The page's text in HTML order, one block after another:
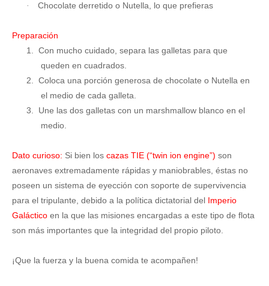
· Chocolate derretido o Nutella, lo que prefieras
Preparación
1.
Con mucho cuidado, separa las galletas para que
queden en cuadrados.
2.
Coloca una porción generosa de chocolate o Nutella en
el medio de cada galleta.
3.
Une las dos galletas con un marshmallow blanco en el
medio.
Dato curioso: Si bien los cazas TIE (“twin ion engine”) son
aeronaves extremadamente rápidas y maniobrables, éstas no
poseen un sistema de eyección con soporte de supervivencia
para el tripulante, debido a la política dictatorial del Imperio
Galáctico en la que las misiones encargadas a este tipo de flota
son más importantes que la integridad del propio piloto.
¡Que la fuerza y la buena comida te acompañen!